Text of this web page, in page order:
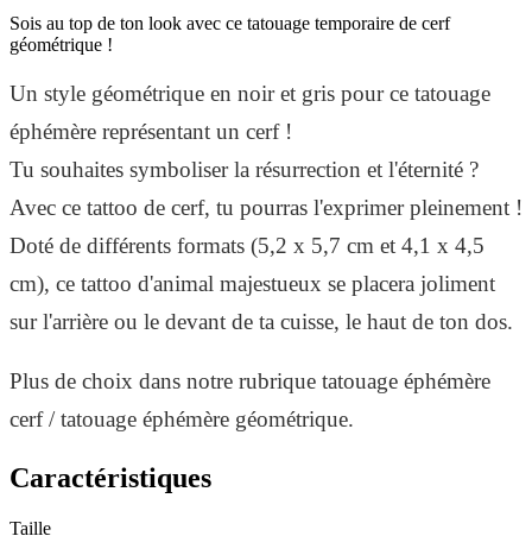
Sois au top de ton look avec ce tatouage temporaire de cerf
géométrique !
Un style géométrique en noir et gris pour ce tatouage
éphémère représentant un cerf !
Tu souhaites symboliser la résurrection et l'éternité ?
Avec ce tattoo de cerf, tu pourras l'exprimer pleinement !
Doté de différents formats (5,2 x 5,7 cm et 4,1 x 4,5
cm), ce tattoo d'animal majestueux se placera joliment
sur l'arrière ou le devant de ta cuisse, le haut de ton dos.
Plus de choix dans notre rubrique tatouage éphémère
cerf / tatouage éphémère géométrique.
Caractéristiques
Taille